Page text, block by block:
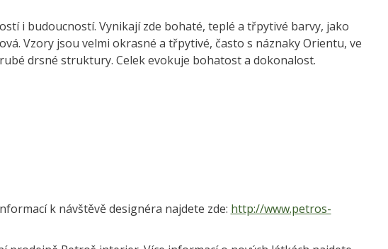
i budoucností. Vynikají zde bohaté, teplé a třpytivé barvy, jako
Vzory jsou velmi okrasné a třpytivé, často s náznaky Orientu, ve
drsné struktury. Celek evokuje bohatost a dokonalost.
k návštěvě designéra najdete zde: http://www.petros-